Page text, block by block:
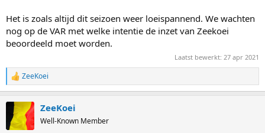
Het is zoals altijd dit seizoen weer loeispannend. We wachten
nog op de VAR met welke intentie de inzet van Zeekoei
beoordeeld moet worden.
Laatst bewerkt: 27 apr 2021
R
e
t
i
ZeeKoei
ZeeKoei
Well-Known Member